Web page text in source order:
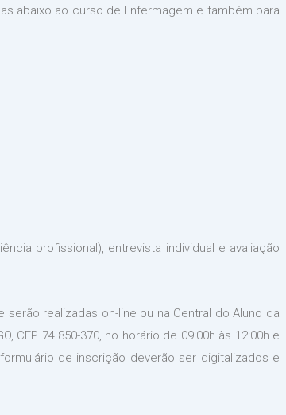
abaixo ao curso de Enfermagem e também para
profissional), entrevista individual e avaliação
realizadas on-line ou na Central do Aluno da
CEP 74.850-370, no horário de 09:00h às 12:00h e
de inscrição deverão ser digitalizados e